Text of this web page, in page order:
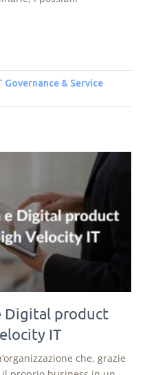
Governance & Service
Digital product
IT
che, grazie